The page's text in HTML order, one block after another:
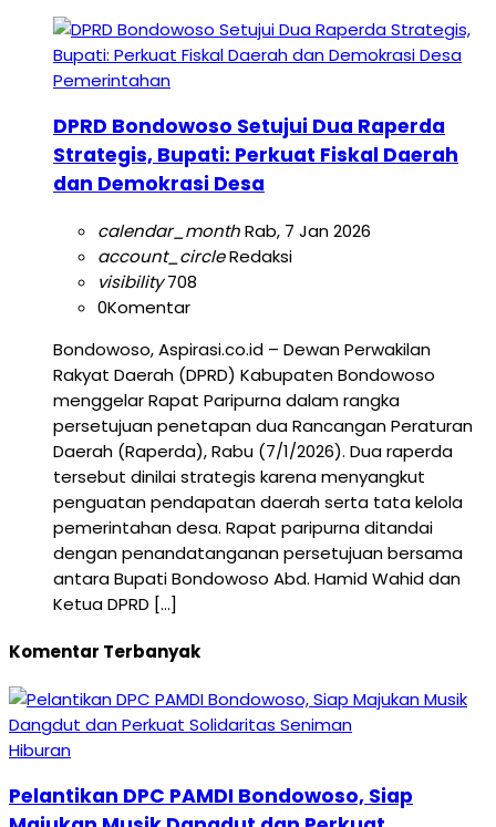
Pemerintahan
DPRD Bondowoso Setujui Dua Raperda
Strategis, Bupati: Perkuat Fiskal Daerah
dan Demokrasi Desa
calendar_monthRab, 7 Jan 2026
account_circleRedaksi
visibility708
0Komentar
Bondowoso, Aspirasi.co.id – Dewan Perwakilan
Rakyat Daerah (DPRD) Kabupaten Bondowoso
menggelar Rapat Paripurna dalam rangka
persetujuan penetapan dua Rancangan Peraturan
Daerah (Raperda), Rabu (7/1/2026). Dua raperda
tersebut dinilai strategis karena menyangkut
penguatan pendapatan daerah serta tata kelola
pemerintahan desa. Rapat paripurna ditandai
dengan penandatanganan persetujuan bersama
antara Bupati Bondowoso Abd. Hamid Wahid dan
Ketua DPRD […]
Komentar Terbanyak
Hiburan
Pelantikan DPC PAMDI Bondowoso, Siap